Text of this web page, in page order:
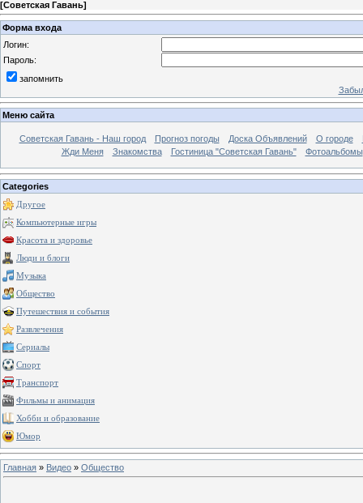
[Советская Гавань]
Форма входа
Логин:
Пароль:
запомнить
Меню сайта
Советская Гавань - Наш город Прогноз погоды Доска Объявлений О городе
Жди Меня
Знакомства Гостиница "Советская Гавань" Фотоальбомы
Categories
Другое
Компьютерные игры
Красота и здоровье
Люди и блоги
Музыка
Общество
Путешествия и события
Развлечения
Сериалы
Спорт
Транспорт
Фильмы и анимация
Хобби и образование
Юмор
Главная » Видео » Общество